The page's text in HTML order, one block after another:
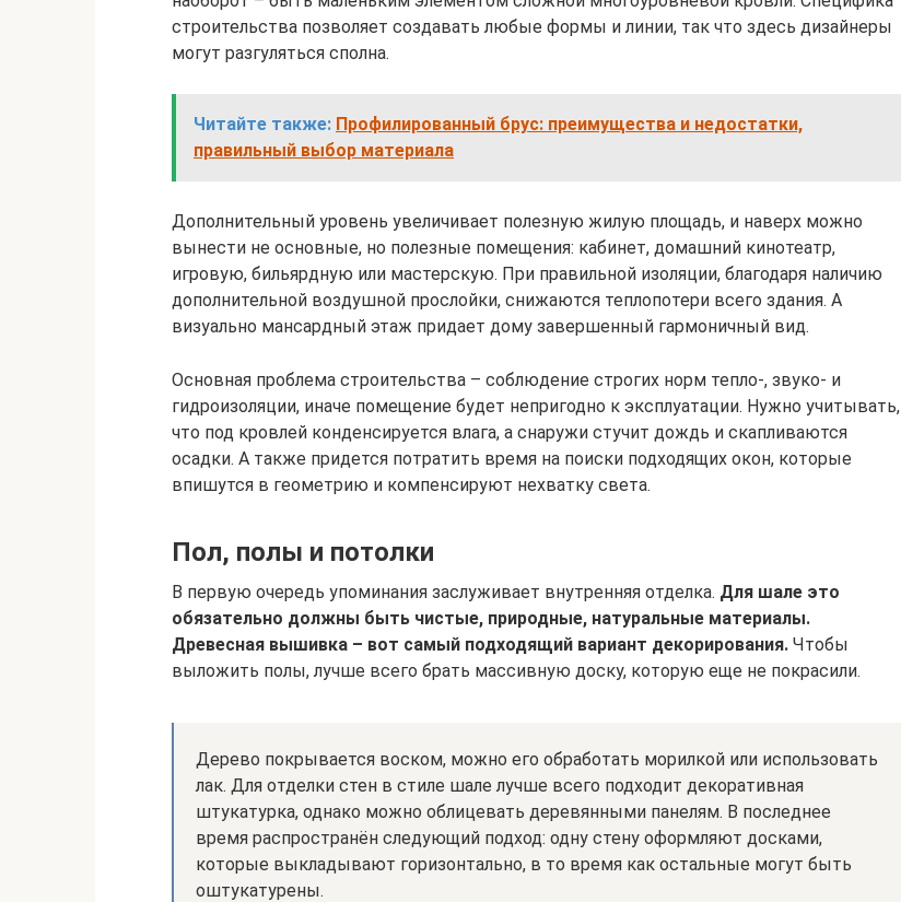
строительства позволяет создавать любые формы и линии, так что здесь дизайнеры
могут разгуляться сполна.
Читайте также: Профилированный брус: преимущества и недостатки,
правильный выбор материала
Дополнительный уровень увеличивает полезную жилую площадь, и наверх можно
вынести не основные, но полезные помещения: кабинет, домашний кинотеатр,
игровую, бильярдную или мастерскую. При правильной изоляции, благодаря наличию
дополнительной воздушной прослойки, снижаются теплопотери всего здания. А
визуально мансардный этаж придает дому завершенный гармоничный вид.
Основная проблема строительства – соблюдение строгих норм тепло-, звуко- и
гидроизоляции, иначе помещение будет непригодно к эксплуатации. Нужно учитывать,
что под кровлей конденсируется влага, а снаружи стучит дождь и скапливаются
осадки. А также придется потратить время на поиски подходящих окон, которые
впишутся в геометрию и компенсируют нехватку света.
Пол, полы и потолки
В первую очередь упоминания заслуживает внутренняя отделка. Для шале это
обязательно должны быть чистые, природные, натуральные материалы.
Древесная вышивка – вот самый подходящий вариант декорирования. Чтобы
выложить полы, лучше всего брать массивную доску, которую еще не покрасили.
Дерево покрывается воском, можно его обработать морилкой или использовать
лак. Для отделки стен в стиле шале лучше всего подходит декоративная
штукатурка, однако можно облицевать деревянными панелям. В последнее
время распространён следующий подход: одну стену оформляют досками,
которые выкладывают горизонтально, в то время как остальные могут быть
оштукатурены.